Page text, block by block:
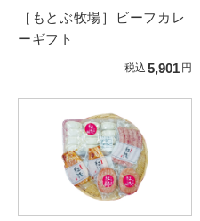
［もとぶ牧場］ビーフカレ
ーギフト
税込 5,901 円